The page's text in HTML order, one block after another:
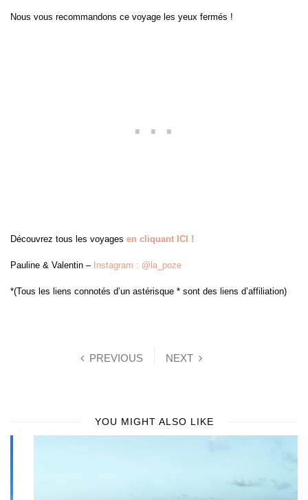
Nous vous recommandons ce voyage les yeux fermés !
Découvrez tous les voyages en cliquant ICI !
Pauline & Valentin – Instagram : @la_poze
*(Tous les liens connotés d’un astérisque * sont des liens d’affiliation)
PREVIOUS NEXT
YOU MIGHT ALSO LIKE